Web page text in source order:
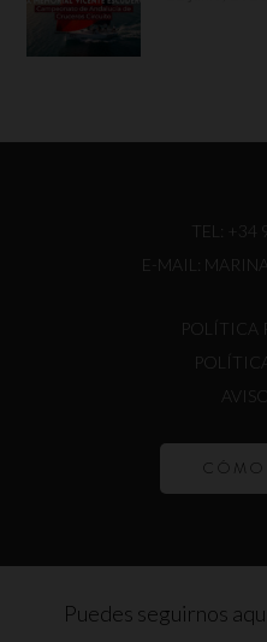
TEL: +34
E-MAIL:
POLÍTICA
CÓMO
Puedes seguirnos